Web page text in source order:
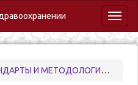
ОЦЕНКИ ЭФФЕКТИВНОСТИ ВНЕДРЕНИЯ РЕГИОНАЛЬНОЙ МЕДИЦИНСКОЙ ИНФОРМАЦИОННОЙ СИСТЕМЫ